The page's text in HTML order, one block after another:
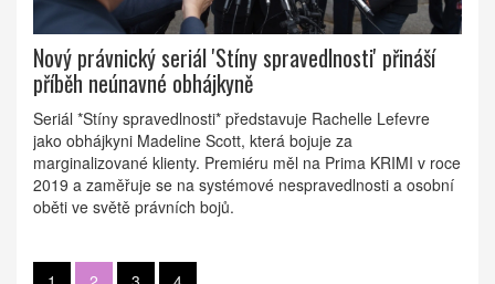
Nový právnický seriál 'Stíny spravedlnosti' přináší
příběh neúnavné obhájkyně
Seriál *Stíny spravedlnosti* představuje Rachelle Lefevre
jako obhájkyni Madeline Scott, která bojuje za
marginalizované klienty. Premiéru měl na Prima KRIMI v roce
2019 a zaměřuje se na systémové nespravedlnosti a osobní
oběti ve světě právních bojů.